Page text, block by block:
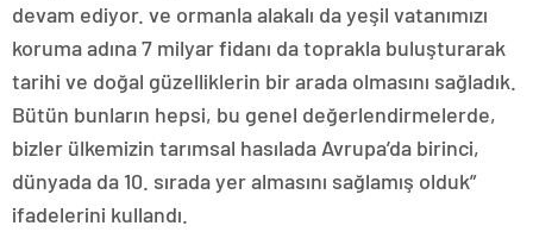
devam ediyor. ve ormanla alakalı da yeşil vatanımızı
koruma adına 7 milyar fidanı da toprakla buluşturarak
tarihi ve doğal güzelliklerin bir arada olmasını sağladık.
Bütün bunların hepsi, bu genel değerlendirmelerde,
bizler ülkemizin tarımsal hasılada Avrupa’da birinci,
dünyada da 10. sırada yer almasını sağlamış olduk”
ifadelerini kullandı.